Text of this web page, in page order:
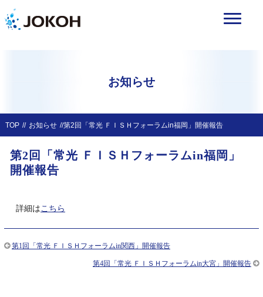
お知らせ
TOP お知らせ 第2回「常光 ＦＩＳＨフォーラムin福岡」開催報告
第2回「常光 ＦＩＳＨフォーラムin福岡」
開催報告
詳細はこちら
第1回「常光 ＦＩＳＨフォーラムin関西」開催報告
第4回「常光 ＦＩＳＨフォーラムin大宮」開催報告